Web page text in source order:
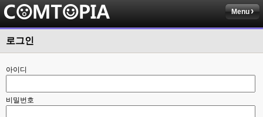
Menu
로그인
아이디
비밀번호